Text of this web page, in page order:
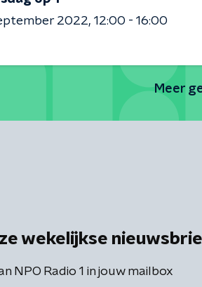
2022 12:00 - 16:00
Meer
wekelijkse
NPO Radio 1 in jouw mailbox